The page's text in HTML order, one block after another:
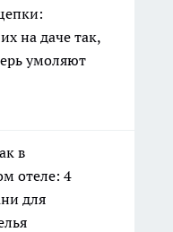
на даче так,
умоляют
в
отеле: 4
для